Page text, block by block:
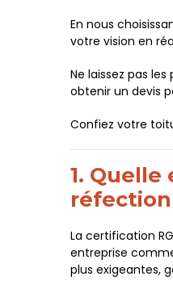
En nous
votre vision en
Ne laissez pas
obtenir un devis
Confiez votre
1.
La certification
entreprise
plus exigeantes,